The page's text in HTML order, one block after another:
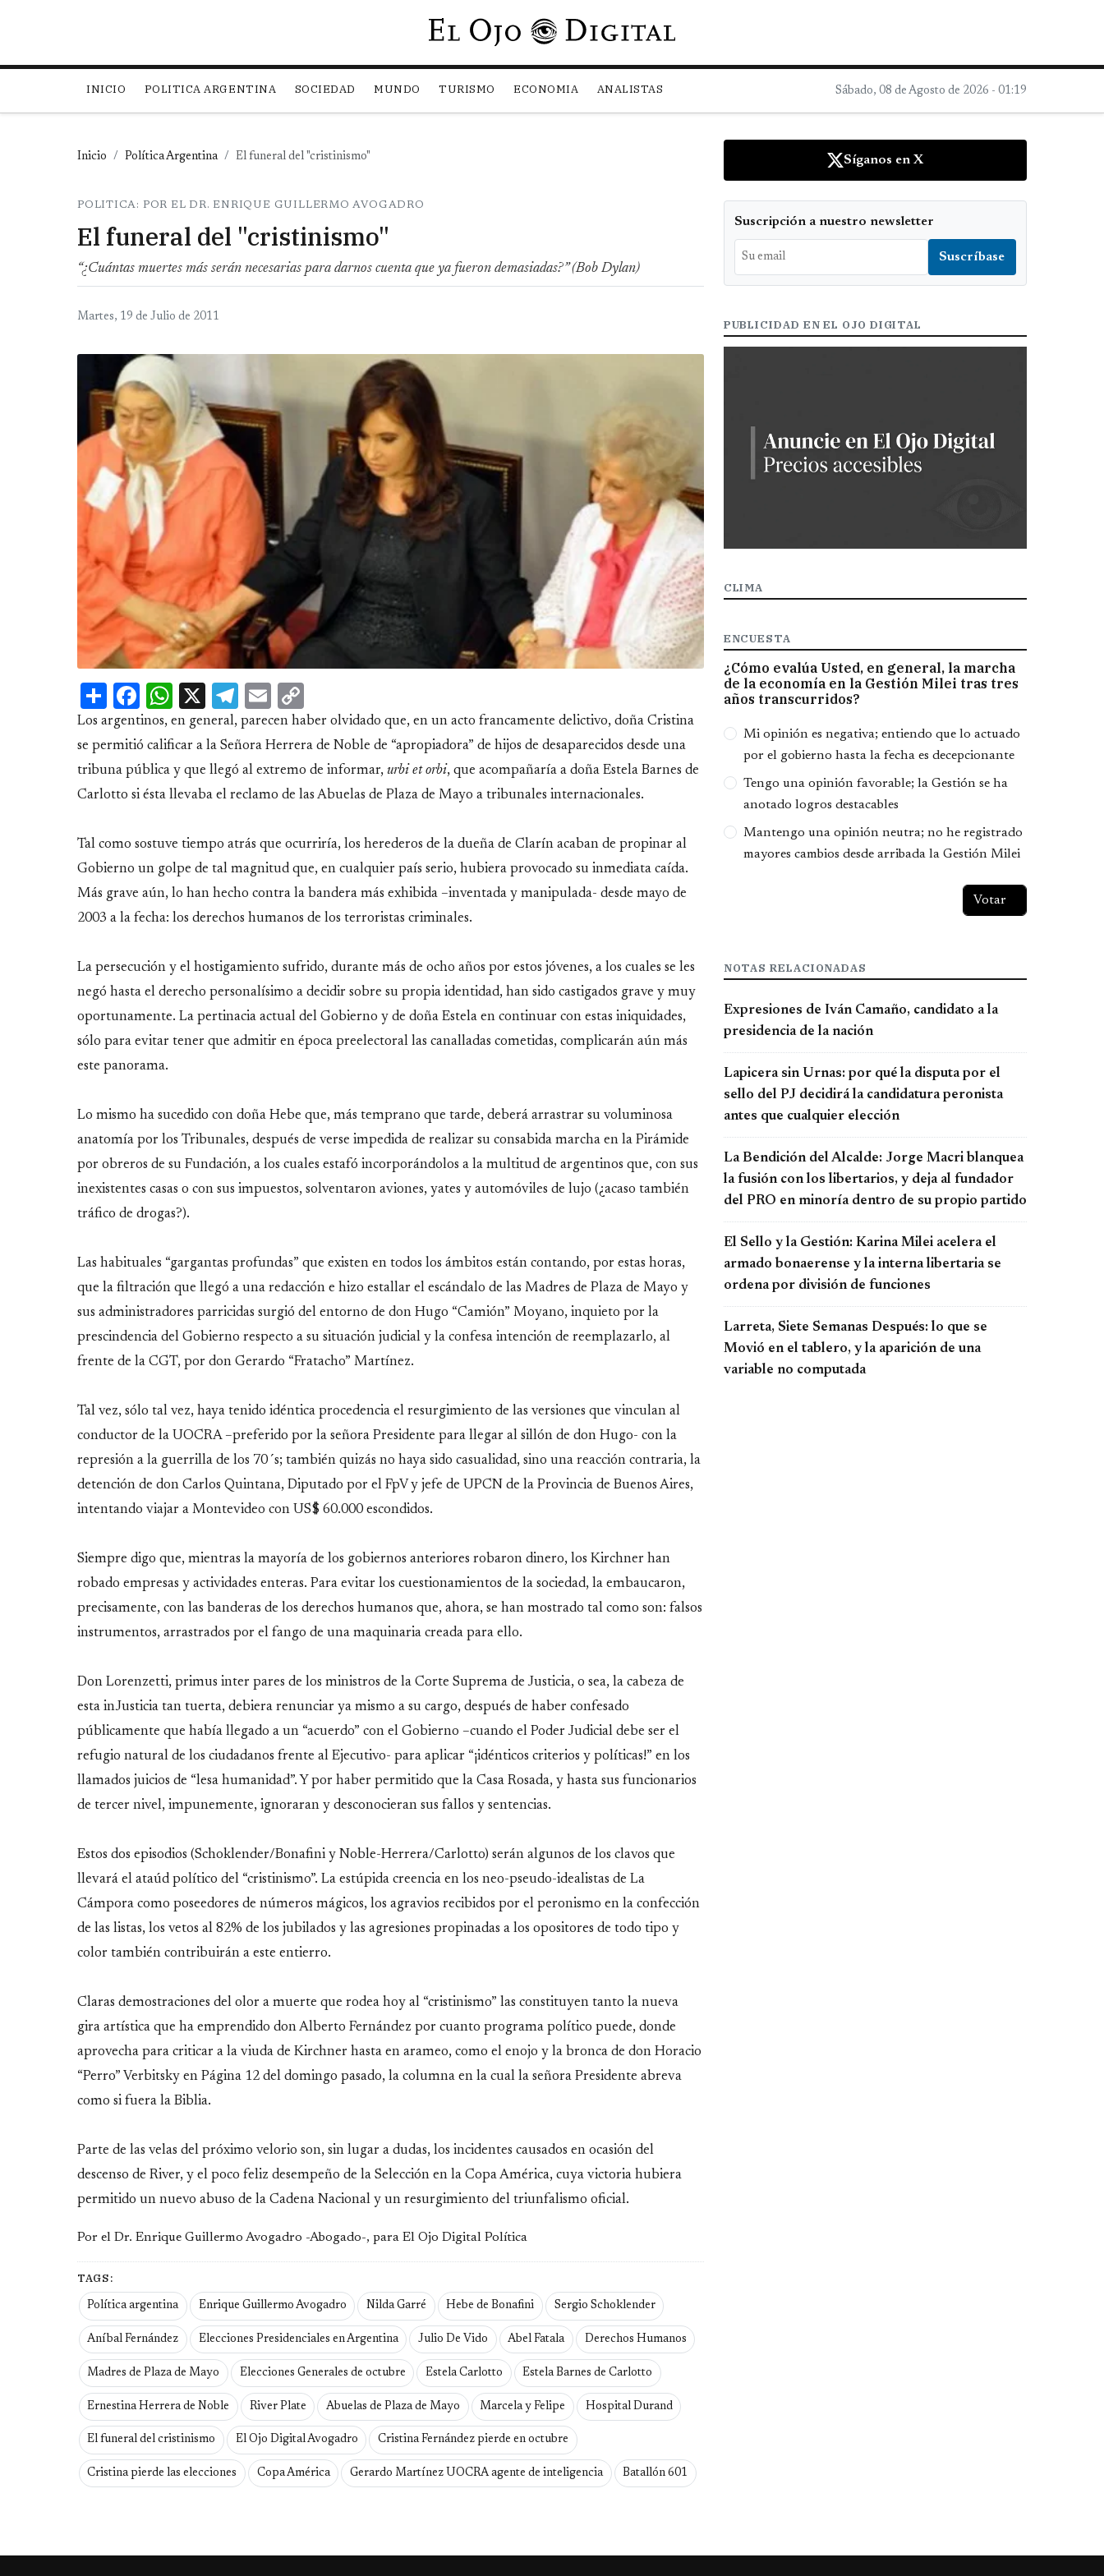
Pasar al contenido principal
INICIO POLITICA ARGENTINA SOCIEDAD MUNDO TURISMO ECONOMIA ANALISTAS Sábado, 08 de Agosto de 2026 - 01:19
Inicio Política Argentina El funeral del "cristinismo"
POLITICA: POR EL DR. ENRIQUE GUILLERMO AVOGADRO
El funeral del "cristinismo"
“¿Cuántas muertes más serán necesarias para darnos cuenta que ya fueron demasiadas?” (Bob Dylan)
Martes, 19 de Julio de 2011
ShareFacebook
WhatsApp
X Telegram
Email
Link
Los argentinos, en general, parecen haber olvidado que, en un acto francamente delictivo, doña Cristina
se permitió calificar a la Señora Herrera de Noble de “apropiadora” de hijos de desaparecidos desde una
tribuna pública y que llegó al extremo de informar, urbi et orbi, que acompañaría a doña Estela Barnes de
Carlotto si ésta llevaba el reclamo de las Abuelas de Plaza de Mayo a tribunales internacionales.
Tal como sostuve tiempo atrás que ocurriría, los herederos de la dueña de Clarín acaban de propinar al
Gobierno un golpe de tal magnitud que, en cualquier país serio, hubiera provocado su inmediata caída.
Más grave aún, lo han hecho contra la bandera más exhibida –inventada y manipulada- desde mayo de
2003 a la fecha: los derechos humanos de los terroristas criminales.
La persecución y el hostigamiento sufrido, durante más de ocho años por estos jóvenes, a los cuales se les
negó hasta el derecho personalísimo a decidir sobre su propia identidad, han sido castigados grave y muy
oportunamente. La pertinacia actual del Gobierno y de doña Estela en continuar con estas iniquidades,
sólo para evitar tener que admitir en época preelectoral las canalladas cometidas, complicarán aún más
este panorama.
Lo mismo ha sucedido con doña Hebe que, más temprano que tarde, deberá arrastrar su voluminosa
anatomía por los Tribunales, después de verse impedida de realizar su consabida marcha en la Pirámide
por obreros de su Fundación, a los cuales estafó incorporándolos a la multitud de argentinos que, con sus
inexistentes casas o con sus impuestos, solventaron aviones, yates y automóviles de lujo (¿acaso también
tráfico de drogas?).
Las habituales “gargantas profundas” que existen en todos los ámbitos están contando, por estas horas,
que la filtración que llegó a una redacción e hizo estallar el escándalo de las Madres de Plaza de Mayo y
sus administradores parricidas surgió del entorno de don Hugo “Camión” Moyano, inquieto por la
prescindencia del Gobierno respecto a su situación judicial y la confesa intención de reemplazarlo, al
frente de la CGT, por don Gerardo “Fratacho” Martínez.
Tal vez, sólo tal vez, haya tenido idéntica procedencia el resurgimiento de las versiones que vinculan al
conductor de la UOCRA –preferido por la señora Presidente para llegar al sillón de don Hugo- con la
represión a la guerrilla de los 70´s; también quizás no haya sido casualidad, sino una reacción contraria, la
detención de don Carlos Quintana, Diputado por el FpV y jefe de UPCN de la Provincia de Buenos Aires,
intentando viajar a Montevideo con US$ 60.000 escondidos.
Siempre digo que, mientras la mayoría de los gobiernos anteriores robaron dinero, los Kirchner han
robado empresas y actividades enteras. Para evitar los cuestionamientos de la sociedad, la embaucaron,
precisamente, con las banderas de los derechos humanos que, ahora, se han mostrado tal como son: falsos
instrumentos, arrastrados por el fango de una maquinaria creada para ello.
Don Lorenzetti, primus inter pares de los ministros de la Corte Suprema de Justicia, o sea, la cabeza de
esta inJusticia tan tuerta, debiera renunciar ya mismo a su cargo, después de haber confesado
públicamente que había llegado a un “acuerdo” con el Gobierno –cuando el Poder Judicial debe ser el
refugio natural de los ciudadanos frente al Ejecutivo- para aplicar “¡idénticos criterios y políticas!” en los
llamados juicios de “lesa humanidad”. Y por haber permitido que la Casa Rosada, y hasta sus funcionarios
de tercer nivel, impunemente, ignoraran y desconocieran sus fallos y sentencias.
Estos dos episodios (Schoklender/Bonafini y Noble-Herrera/Carlotto) serán algunos de los clavos que
llevará el ataúd político del “cristinismo”. La estúpida creencia en los neo-pseudo-idealistas de La
Cámpora como poseedores de números mágicos, los agravios recibidos por el peronismo en la confección
de las listas, los vetos al 82% de los jubilados y las agresiones propinadas a los opositores de todo tipo y
color también contribuirán a este entierro.
Claras demostraciones del olor a muerte que rodea hoy al “cristinismo” las constituyen tanto la nueva
gira artística que ha emprendido don Alberto Fernández por cuanto programa político puede, donde
aprovecha para criticar a la viuda de Kirchner hasta en arameo, como el enojo y la bronca de don Horacio
“Perro” Verbitsky en Página 12 del domingo pasado, la columna en la cual la señora Presidente abreva
como si fuera la Biblia.
Parte de las velas del próximo velorio son, sin lugar a dudas, los incidentes causados en ocasión del
descenso de River, y el poco feliz desempeño de la Selección en la Copa América, cuya victoria hubiera
permitido un nuevo abuso de la Cadena Nacional y un resurgimiento del triunfalismo oficial.
Por el Dr. Enrique Guillermo Avogadro -Abogado-, para El Ojo Digital Política
TAGS:
Política argentina Enrique Guillermo Avogadro Nilda Garré Hebe de Bonafini Sergio Schoklender
Aníbal Fernández Elecciones Presidenciales en Argentina Julio De Vido Abel Fatala Derechos Humanos
Madres de Plaza de Mayo Elecciones Generales de octubre Estela Carlotto Estela Barnes de Carlotto
Ernestina Herrera de Noble River Plate Abuelas de Plaza de Mayo Marcela y Felipe Hospital Durand
El funeral del cristinismo El Ojo Digital Avogadro Cristina Fernández pierde en octubre
Cristina pierde las elecciones Copa América Gerardo Martínez UOCRA agente de inteligencia Batallón 601
Síganos en X
Suscripción a nuestro newsletter
PUBLICIDAD EN EL OJO DIGITAL
CLIMA
ENCUESTA
¿Cómo evalúa Usted, en general, la marcha
de la economía en la Gestión Milei tras tres
años transcurridos?
Opciones
Mi opinión es negativa; entiendo que lo actuado
por el gobierno hasta la fecha es decepcionante
Tengo una opinión favorable; la Gestión se ha
anotado logros destacables
Mantengo una opinión neutra; no he registrado
mayores cambios desde arribada la Gestión Milei
NOTAS RELACIONADAS
Expresiones de Iván Camaño, candidato a la
presidencia de la nación
Lapicera sin Urnas: por qué la disputa por el
sello del PJ decidirá la candidatura peronista
antes que cualquier elección
La Bendición del Alcalde: Jorge Macri blanquea
la fusión con los libertarios, y deja al fundador
del PRO en minoría dentro de su propio partido
El Sello y la Gestión: Karina Milei acelera el
armado bonaerense y la interna libertaria se
ordena por división de funciones
Larreta, Siete Semanas Después: lo que se
Movió en el tablero, y la aparición de una
variable no computada